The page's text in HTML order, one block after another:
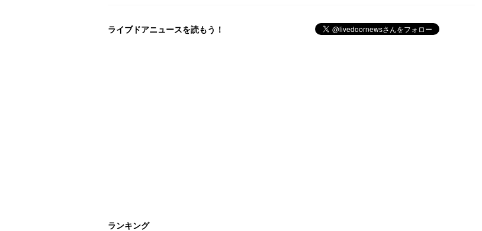
ライブドアニュースを読もう！
ランキング